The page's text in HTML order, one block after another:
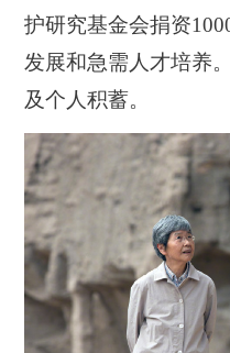
护研究基金会捐资
发展和急需人才培养
及个人积蓄。